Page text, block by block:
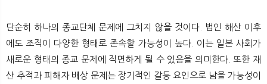
단순히 하나의 종교단체 문제에 그치지 않을 것이다. 법인 해산 이후
에도 조직이 다양한 형태로 존속할 가능성이 높다. 이는 일본 사회가
새로운 형태의 종교 문제에 직면하게 될 수 있음을 의미한다. 또한 재
산 추적과 피해자 배상 문제는 장기적인 갈등 요인으로 남을 가능성이